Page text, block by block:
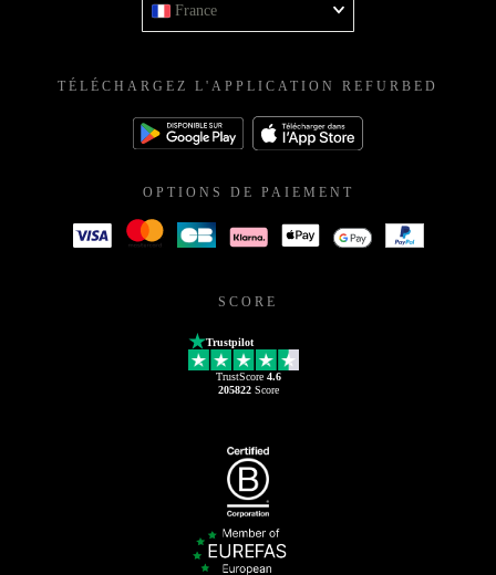
France
TÉLÉCHARGEZ L'APPLICATION REFURBED
OPTIONS DE PAIEMENT
SCORE
Trustpilot
TrustScore 4.6
205822Score